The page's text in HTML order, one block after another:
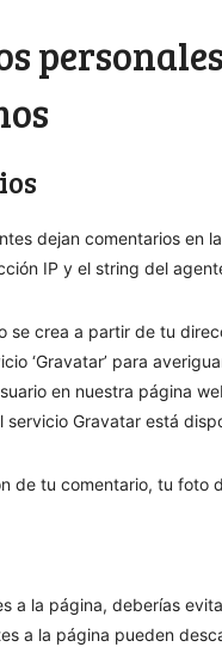
dejan comentarios en
IP y el string del
se crea a partir de tu
‘Gravatar’ para
en nuestra página
Gravatar está
de tu comentario, tu foto
a la página, deberías
a la página pueden